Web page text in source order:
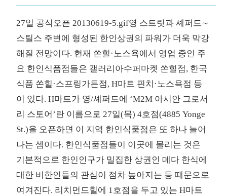
27일 공식오픈 20130619-5.gif영 스트릿과 셰퍼드∼
스틸스 주변에 형성된 한인상권의 파워가 더욱 막강
해질 전망이다. 현재 쏜힐·노스욕에서 영업 중인 주
요 한인식품점들은 갤러리아수퍼마켓 쏜힐점, 한국
식품 쏜힐·스프링가든점, H마트 핀치·노스욕점 등
이 있다. H마트가 영/셰퍼드에 ‘M2M 아시안 그로서
리 스토어’란 이름으로 27일(목) 4호점(4885 Yonge
St.)을 오픈하면 이 지역 한인식품점은 또 하나 늘어
나는 셈이다. 한인식품점들이 이곳에 몰리는 것은
기본적으로 한인인구가 밀집한 상권인 데다 한식에
대한 비한인들의 관심이 점차 높아지는 등 때문으로
여겨진다. 리치먼드힐에 1호점을 두고 있는 H마트